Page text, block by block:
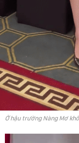
Ở hậu trường Nàng Mơ